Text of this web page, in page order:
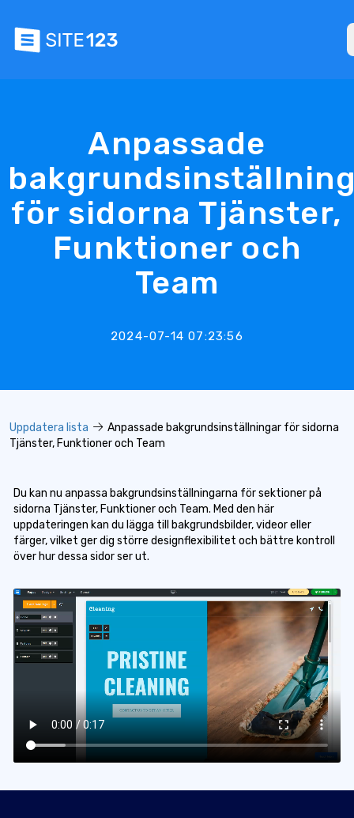
Anpassade
för sidorna Tjänster,
Funktioner och
Team
2024-07-14 07:23:56
Uppdatera lista
Anpassade bakgrundsinställningar för sidorna
Tjänster, Funktioner och Team
Du kan nu anpassa bakgrundsinställningarna för sektioner på
sidorna Tjänster, Funktioner och Team. Med den här
uppdateringen kan du lägga till bakgrundsbilder, videor eller
färger, vilket ger dig större designflexibilitet och bättre kontroll
över hur dessa sidor ser ut.